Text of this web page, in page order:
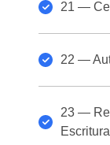
21 —
22 —
23 —